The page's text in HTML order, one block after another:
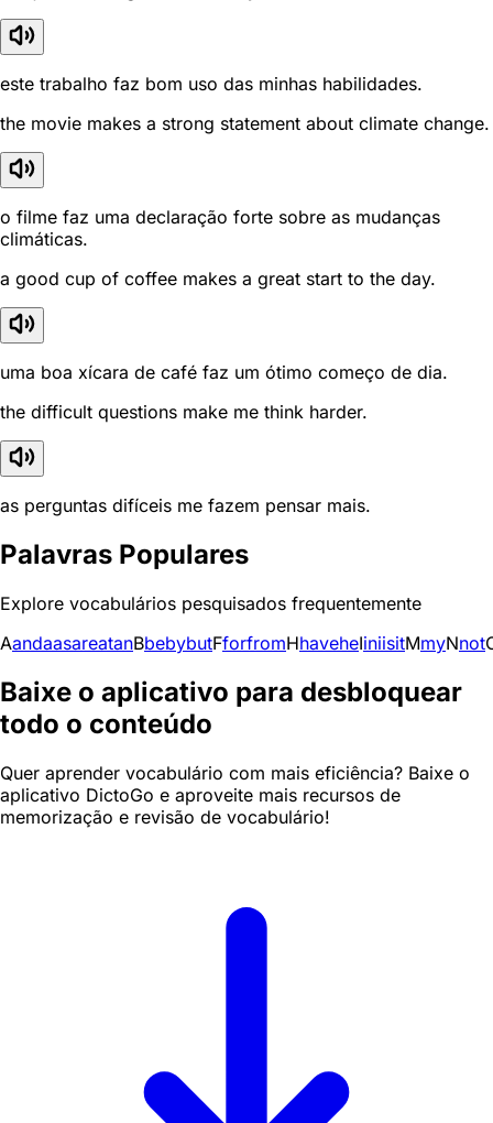
este trabalho faz bom uso das minhas habilidades.
the movie makes a strong statement about climate change.
o filme faz uma declaração forte sobre as mudanças
climáticas.
a good cup of coffee makes a great start to the day.
uma boa xícara de café faz um ótimo começo de dia.
the difficult questions make me think harder.
as perguntas difíceis me fazem pensar mais.
Palavras Populares
Explore vocabulários pesquisados frequentemente
AandaasareatanBbebybutFforfromHhaveheIiniisitMmyNnot
Baixe o aplicativo para desbloquear
todo o conteúdo
Quer aprender vocabulário com mais eficiência? Baixe o
aplicativo DictoGo e aproveite mais recursos de
memorização e revisão de vocabulário!